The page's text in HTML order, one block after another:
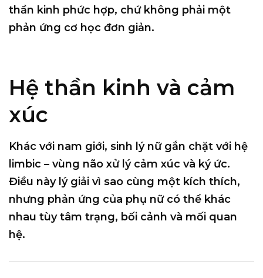
thần kinh phức hợp, chứ không phải một
phản ứng cơ học đơn giản.
Hệ thần kinh và cảm
xúc
Khác với nam giới, sinh lý nữ gắn chặt với hệ
limbic – vùng não xử lý cảm xúc và ký ức.
Điều này lý giải vì sao cùng một kích thích,
nhưng phản ứng của phụ nữ có thể khác
nhau tùy tâm trạng, bối cảnh và mối quan
hệ.